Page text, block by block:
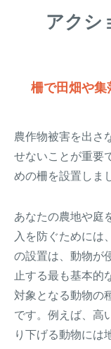
アクシ
柵で田畑や集
農作物被害を出さ
せないことが重要
めの柵を設置しま
あなたの農地や庭
入を防ぐためには
の設置は、動物が
止する最も基本的
対象となる動物の
です。例えば、高
り下げる動物には